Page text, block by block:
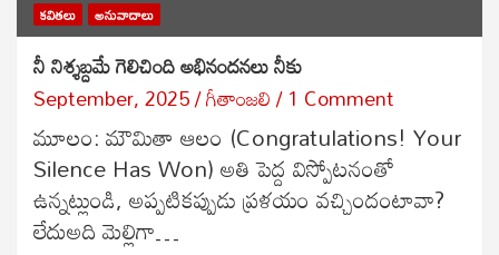
కవితలు అనువాదాలు
నీ నిశ్శబ్దమే గెలిచింది అభినందనలు నీకు
September, 2025 గీతాంజలి 1 Comment
మూలం: మౌమితా ఆలం (Congratulations! Your
Silence Has Won) అతి పెద్ద విస్పోటనంతో
ఉన్నట్లుండి, అప్పటికప్పుడు ప్రళయం వచ్చిందంటావా?
లేదుఅది మెల్లిగా…